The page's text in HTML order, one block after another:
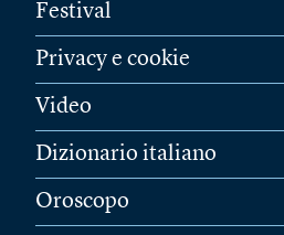
Festival
Privacy e cookie
Video
Dizionario italiano
Oroscopo